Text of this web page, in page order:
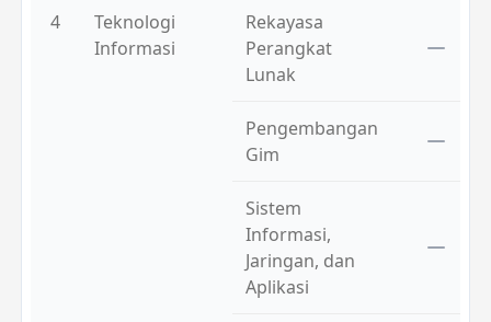
4
Teknologi
Informasi
Rekayasa
Perangkat
Lunak
Pengembangan
Gim
Sistem
Informasi,
Jaringan, dan
Aplikasi